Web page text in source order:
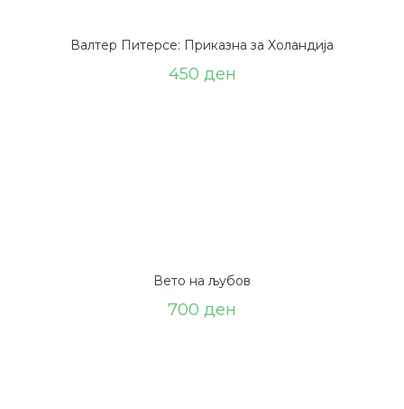
Валтер Питерсе: Приказна за Холандија
450 ден
Вето на љубов
700 ден